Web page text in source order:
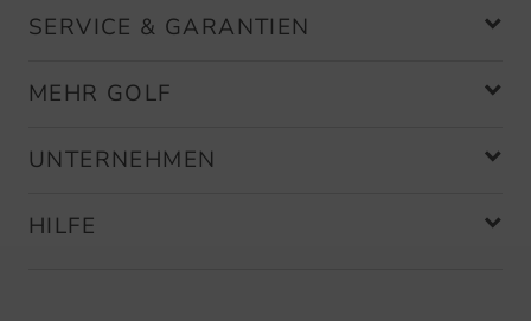
SERVICE & GARANTIEN
MEHR GOLF
UNTERNEHMEN
HILFE